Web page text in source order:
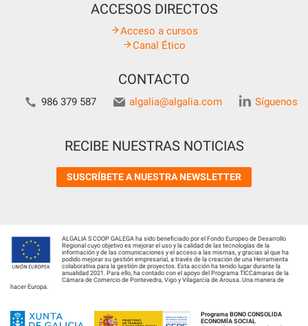
ACCESOS DIRECTOS
Acceso a cursos
Canal Ético
CONTACTO
986 379 587 algalia@algalia.com Síguenos
RECIBE NUESTRAS NOTICIAS
SUSCRÍBETE A NUESTRA NEWSLETTER
ALGALIA S COOP GALEGA ha sido beneficiado por el Fondo Europeo de Desarrollo
Regional cuyo objetivo es mejorar el uso y la calidad de las tecnologías de la
información y de las comunicaciones y el acceso a las mismas, y gracias al que ha
podido mejorar su gestión empresarial, a través de la creación de una Herramienta
colaborativa para la gestión de proyectos. Esta acción ha tenido lugar durante la
anualidad 2021. Para ello, ha contado con el apoyo del Programa TICCámaras de la
Cámara de Comercio de Pontevedra, Vigo y Vilagarcía de Arousa. Una manera de
hacer Europa.
Programa BONO CONSOLIDA
ECONOMÍA SOCIAL